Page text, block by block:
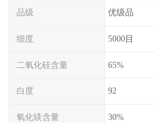
品级 优级品
细度 5000目
二氧化硅含量 65%
白度 92
氧化镁含量 30%